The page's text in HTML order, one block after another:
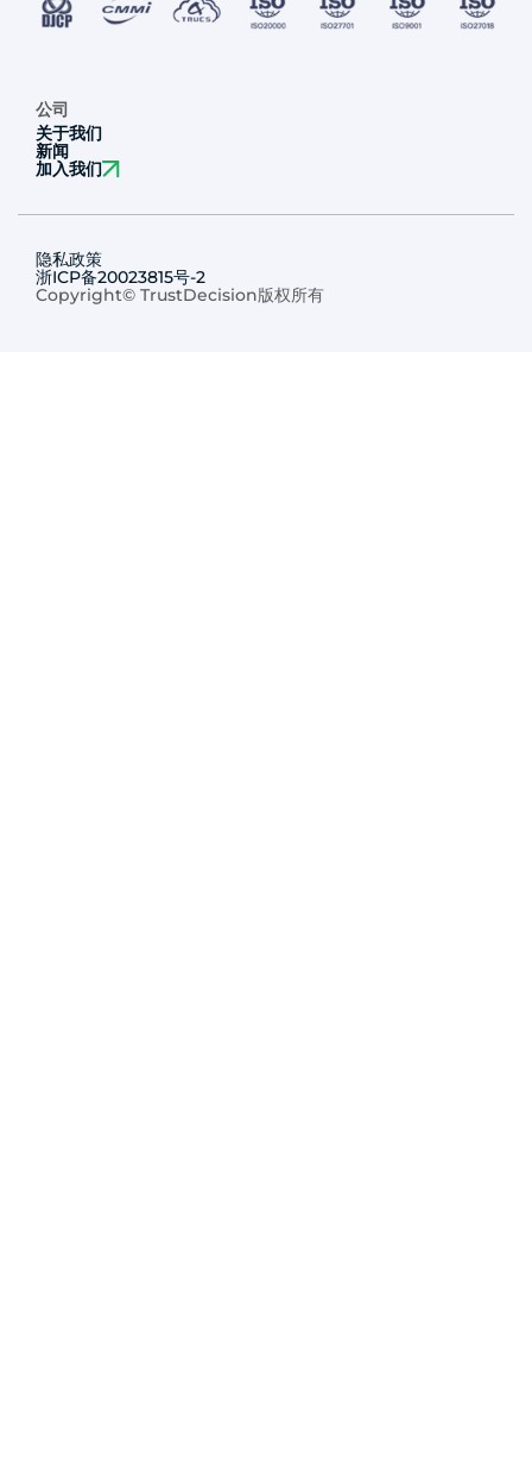
公司
关于我们
新闻
加入我们
隐私政策
浙ICP备20023815号-2
Copyright© TrustDecision版权所有